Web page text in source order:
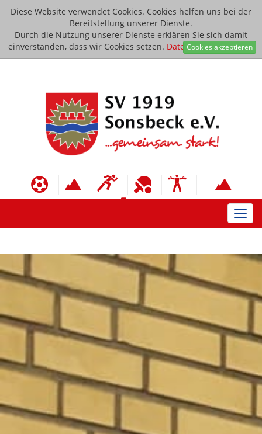
Diese Website verwendet Cookies. Cookies helfen uns bei der
Bereitstellung unserer Dienste.
Durch die Nutzung unserer Dienste erklären Sie sich damit
einverstanden, dass wir Cookies setzen. Datenschutzerklärung
Cookies akzeptieren